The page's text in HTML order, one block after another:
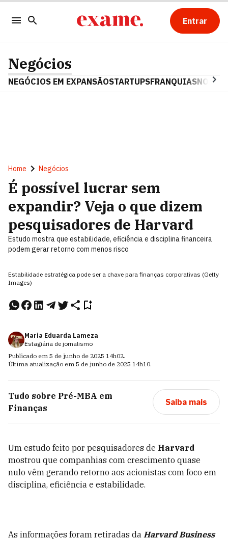
Entrar
Negócios
NEGÓCIOS EM EXPANSÃOSTARTUPSFRANQUIAS
Home Negócios
É possível lucrar sem
expandir? Veja o que dizem
pesquisadores de Harvard
Estudo mostra que estabilidade, eficiência e disciplina financeira
podem gerar retorno com menos risco
Estabilidade estratégica pode ser a chave para finanças corporativas (Getty
Images)
Maria Eduarda Lameza
Estagiária de jornalismo
Publicado em 5 de junho de 2025 14h02.
Última atualização em 5 de junho de 2025 14h10.
Tudo sobre Pré-MBA em
Finanças
Saiba mais
Um estudo feito por pesquisadores de Harvard
mostrou que companhias com crescimento quase
nulo vêm gerando retorno aos acionistas com foco em
disciplina, eficiência e estabilidade.
As informações foram retiradas da Harvard Business